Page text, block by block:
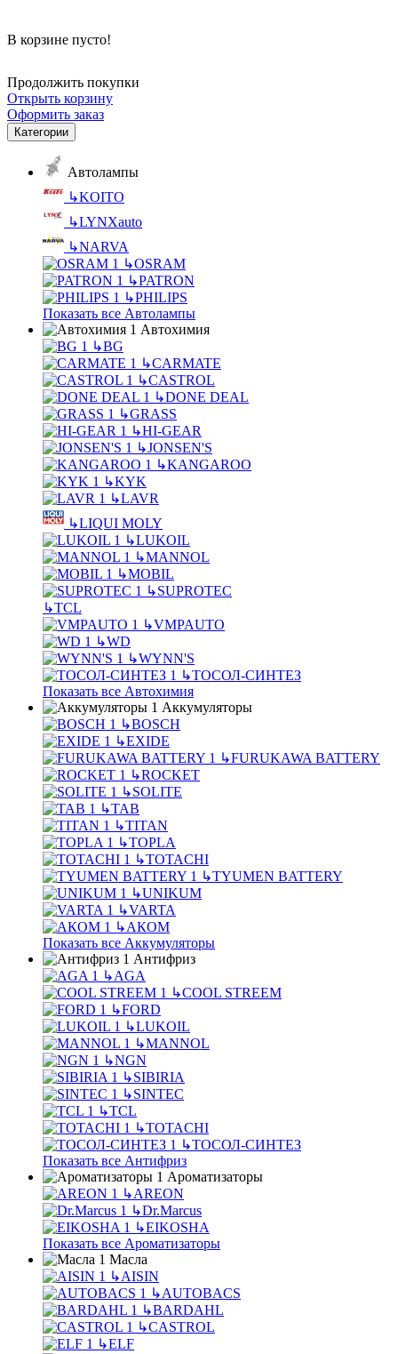
В корзине пусто!
Продолжить покупки
Открыть корзину
Оформить заказ
Категории
Автолампы
↳KOITO
↳LYNXauto
↳NARVA
↳OSRAM
↳PATRON
↳PHILIPS
Показать все Автолампы
Автохимия
↳BG
↳CARMATE
↳CASTROL
↳DONE DEAL
↳GRASS
↳HI-GEAR
↳JONSEN'S
↳KANGAROO
↳KYK
↳LAVR
↳LIQUI MOLY
↳LUKOIL
↳MANNOL
↳MOBIL
↳SUPROTEC
↳TCL
↳VMPAUTO
↳WD
↳WYNN'S
↳ТОСОЛ-СИНТЕЗ
Показать все Автохимия
Аккумуляторы
↳BOSCH
↳EXIDE
↳FURUKAWA BATTERY
↳ROCKET
↳SOLITE
↳TAB
↳TITAN
↳TOPLA
↳TOTACHI
↳TYUMEN BATTERY
↳UNIKUM
↳VARTA
↳АКОМ
Показать все Аккумуляторы
Антифриз
↳AGA
↳COOL STREEM
↳FORD
↳LUKOIL
↳MANNOL
↳NGN
↳SIBIRIA
↳SINTEC
↳TCL
↳TOTACHI
↳ТОСОЛ-СИНТЕЗ
Показать все Антифриз
Ароматизаторы
↳AREON
↳Dr.Marcus
↳EIKOSHA
Показать все Ароматизаторы
Масла
↳AISIN
↳AUTOBACS
↳BARDAHL
↳CASTROL
↳ELF